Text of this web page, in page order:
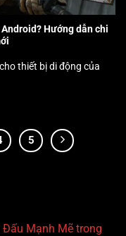
Hướng dẫn chi
thiết bị di động của
5
Đấu Mạnh Mẽ trong